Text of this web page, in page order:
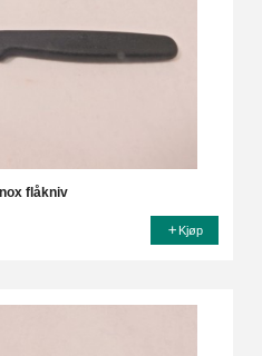
flåkniv
Kjøp